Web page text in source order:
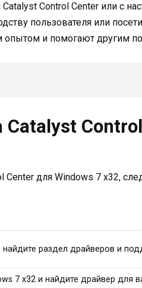
Control Center или с
пользователя или
опытом и помогают другим
Catalyst
Center для Windows 7 x32,
раздел драйверов и
7 x32 и найдите драйвер для